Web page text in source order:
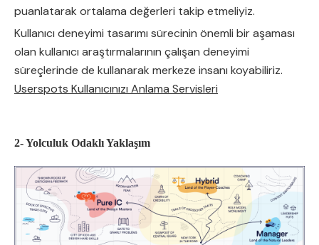
puanlatarak ortalama değerleri takip etmeliyiz.
Kullanıcı deneyimi tasarımı sürecinin önemli bir aşaması
olan kullanıcı araştırmalarının çalışan deneyimi
süreçlerinde de kullanarak merkeze insanı koyabiliriz.
Userspots Kullanıcınızı Anlama Servisleri
2- Yolculuk Odaklı Yaklaşım